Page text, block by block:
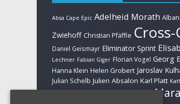
Absa Cape Epic Adelheid Morath
Zwiehoff Christian Pfäffle
Daniel Geismayr Eliminator Sprint
Lechner Fabian Giger Florian Vogel Georg
Hanna Klein Helen Grobert Jaroslav
Julian Schelb Julien Absalon Karl Platt
Manuel Fumic